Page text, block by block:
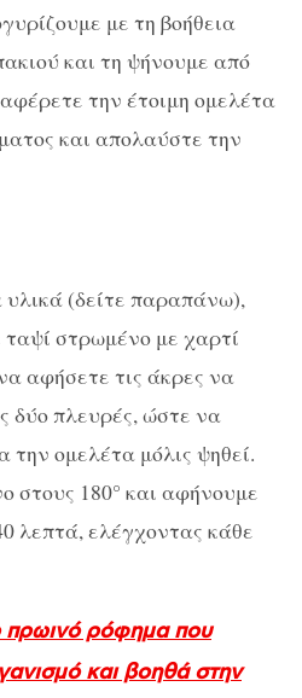
με τη βοήθεια
και τη ψήνουμε από
την έτοιμη ομελέτα
και απολαύστε την
(δείτε παραπάνω),
στρωμένο με χαρτί
αφήσετε τις άκρες να
δύο πλευρές, ώστε να
την ομελέτα μόλις ψηθεί.
στους 180° και αφήνουμε
λεπτά, ελέγχοντας κάθε
ρόφημα που
και βοηθά στην